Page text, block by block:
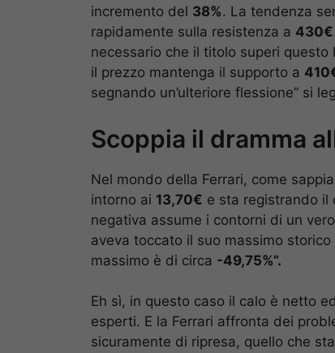
incremento del 38%. La tendenza
rapidamente sulla resistenza a 430€
necessario che il titolo superi
il prezzo mantenga il supporto a
segnando un’ulteriore flessione” si
Scoppia il dramma
Nel mondo della Ferrari, come
intorno ai 13,70€ e sta registrando il
negativa assume i contorni di un
aveva toccato il suo massimo storico
massimo è di circa -49,75%”.
Eh sì, in questo caso il calo è netto
esperti. E la Ferrari affronta dei
sicuramente di ripresa, quello che